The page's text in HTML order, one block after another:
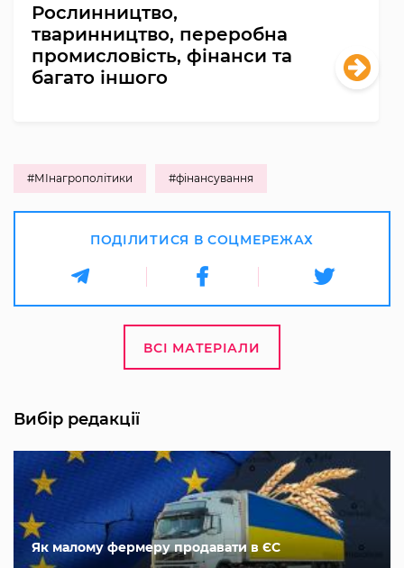
Рослинництво,
тваринництво, переробна
промисловість, фінанси та
багато іншого
#МІнагрополітики #фінансування
ПОДІЛИТИСЯ В СОЦМЕРЕЖАХ
ВСІ МАТЕРІАЛИ
Вибір редакції
Як малому фермеру продавати в ЄС